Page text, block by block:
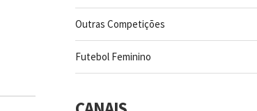
Outras Competições
Futebol Feminino